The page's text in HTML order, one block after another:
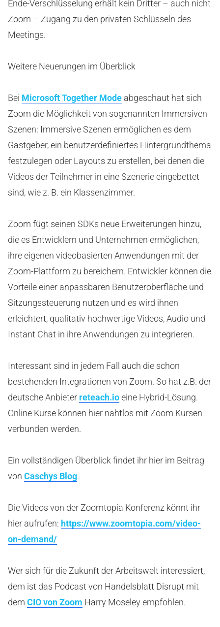
Ende-Verschlüsselung erhält kein Dritter – auch nicht
Zoom – Zugang zu den privaten Schlüsseln des
Meetings.
Weitere Neuerungen im Überblick
Bei Microsoft Together Mode abgeschaut hat sich
Zoom die Möglichkeit von sogenannten Immersiven
Szenen: Immersive Szenen ermöglichen es dem
Gastgeber, ein benutzerdefiniertes Hintergrundthema
festzulegen oder Layouts zu erstellen, bei denen die
Videos der Teilnehmer in eine Szenerie eingebettet
sind, wie z. B. ein Klassenzimmer.
Zoom fügt seinen SDKs neue Erweiterungen hinzu,
die es Entwicklern und Unternehmen ermöglichen,
ihre eigenen videobasierten Anwendungen mit der
Zoom-Plattform zu bereichern. Entwickler können die
Vorteile einer anpassbaren Benutzeroberfläche und
Sitzungssteuerung nutzen und es wird ihnen
erleichtert, qualitativ hochwertige Videos, Audio und
Instant Chat in ihre Anwendungen zu integrieren.
Interessant sind in jedem Fall auch die schon
bestehenden Integrationen von Zoom. So hat z.B. der
deutsche Anbieter reteach.ioeine Hybrid-Lösung.
Online Kurse können hier nahtlos mit Zoom Kursen
verbunden werden.
Ein vollständigen Überblick findet ihr hier im Beitrag
von Caschys Blog.
Die Videos von der Zoomtopia Konferenz könnt ihr
hier aufrufen: https://www.zoomtopia.com/video-
on-demand/
Wer sich für die Zukunft der Arbeitswelt interessiert,
dem ist das Podcast von Handelsblatt Disrupt mit
dem CIO von Zoom Harry Moseley empfohlen.